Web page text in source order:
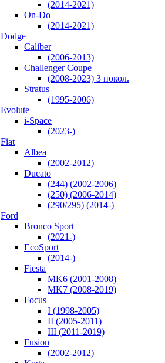
(2014-2021)
On-Do
(2014-2021)
Dodge
Caliber
(2006-2013)
Challenger Coupe
(2008-2023) 3 покол.
Stratus
(1995-2006)
Evolute
i-Space
(2023-)
Fiat
Albea
(2002-2012)
Ducato
(244) (2002-2006)
(250) (2006-2014)
(290/295) (2014-)
Ford
Bronco Sport
(2021-)
EcoSport
(2014-)
Fiesta
MK6 (2001-2008)
MK7 (2008-2019)
Focus
I (1998-2005)
II (2005-2011)
III (2011-2019)
Fusion
(2002-2012)